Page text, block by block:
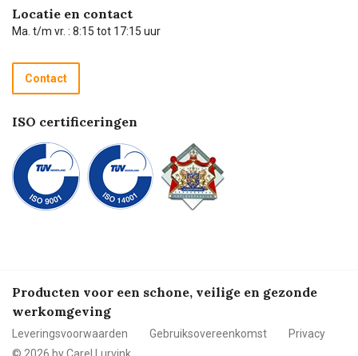
Hulp op afstand
Technische dienst
Recycle programma
Betalen
Carel de podcast
Locatie en contact
Ma. t/m vr. : 8:15 tot 17:15 uur
Contact
ISO certificeringen
Producten voor een schone, veilige en gezonde
werkomgeving
Leveringsvoorwaarden Gebruiksovereenkomst
Privacy
© 2026 by Carel Lurvink